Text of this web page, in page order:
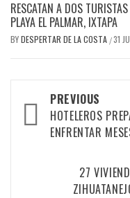
RESCATAN A DOS
PLAYA EL PALMAR, IXTAPA
BYDESPERTAR DE LA COSTA /31
Post
navigation
PREVIOUS
HOTELEROS
ENFRENTAR
27